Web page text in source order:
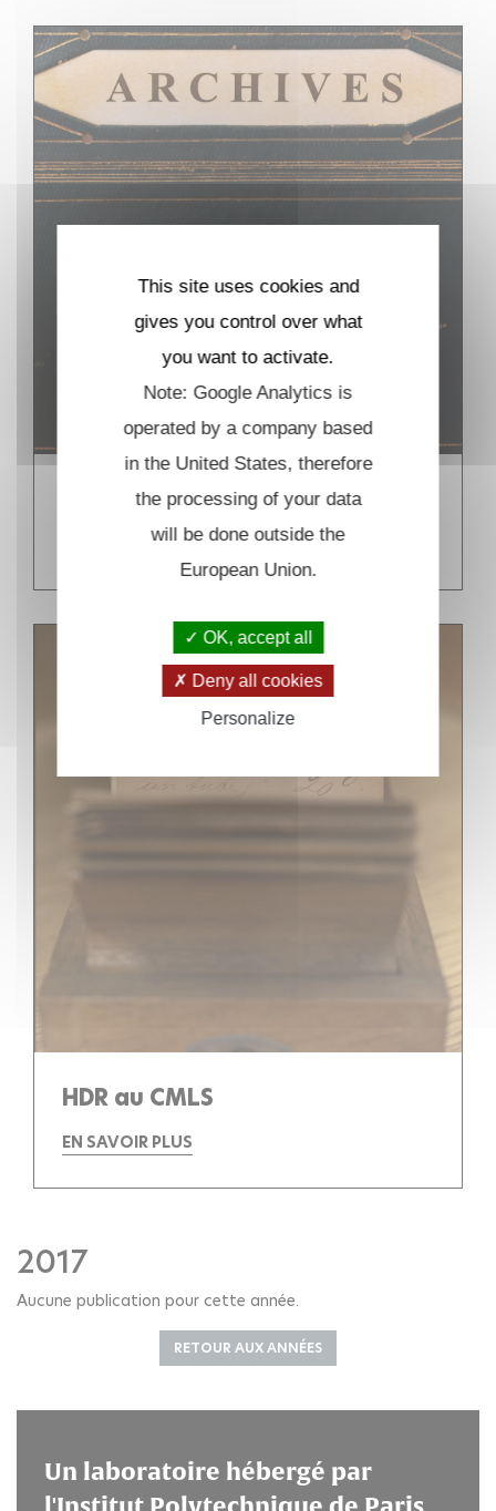
Thèses au CMLS
EN SAVOIR PLUS
HDR au CMLS
EN SAVOIR PLUS
2017
Aucune publication pour cette année.
RETOUR AUX ANNÉES
Un laboratoire hébergé par
l'Institut Polytechnique de Paris
This site uses cookies and
gives you control over what
you want to activate.
Note: Google Analytics is
operated by a company based
in the United States, therefore
the processing of your data
will be done outside the
European Union.
OK, accept all
Deny all cookies
Personalize